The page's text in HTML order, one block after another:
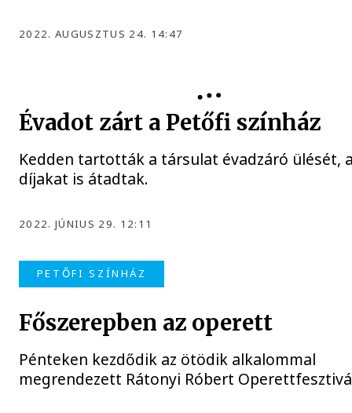
2022. AUGUSZTUS 24. 14:47
Évadot zárt a Petőfi színház
Kedden tartották a társulat évadzáró ülését,
díjakat is átadtak.
2022. JÚNIUS 29. 12:11
PETŐFI SZÍNHÁZ
Főszerepben az operett
Pénteken kezdődik az ötödik alkalommal
megrendezett Rátonyi Róbert